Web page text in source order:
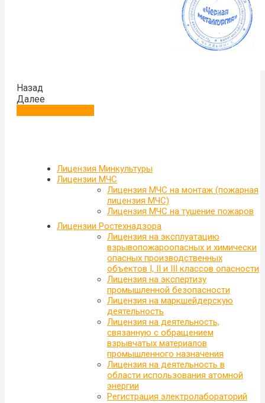
Назад
Далее
Лицензия Минкультуры
Лицензии МЧС
Лицензия МЧС на монтаж (пожарная
лицензия МЧС)
Лицензия МЧС на тушение пожаров
Лицензии Ростехнадзора
Лицензия на эксплуатацию
взрывопожароопасных и химически
опасных производственных
объектов I, II и III классов опасности
Лицензия на экспертизу
промышленной безопасности
Лицензия на маркшейдерскую
деятельность
Лицензия на деятельность,
связанную с обращением
взрывчатых материалов
промышленного назначения
Лицензия на деятельность в
области использования атомной
энергии
Регистрация электролабораторий